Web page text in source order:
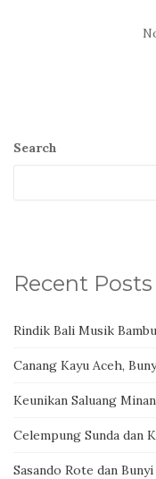
Search
Recent Posts
Rindik Bali Musik
Canang Kayu Aceh,
Keunikan Saluang
Celempung Sunda dan
Sasando Rote dan